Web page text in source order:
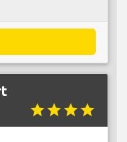
starstarstarstar